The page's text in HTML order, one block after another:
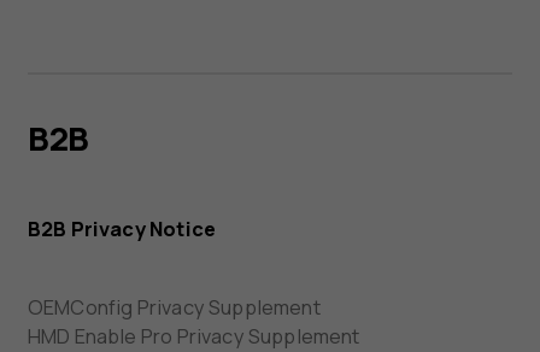
B2B
B2B Privacy Notice
OEMConfig Privacy Supplement
HMD Enable Pro Privacy Supplement